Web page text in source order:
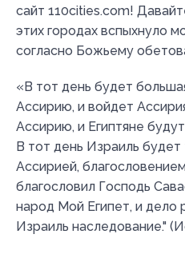
сайт 110cities.com!
этих городах вспыхнуло
согласно Божьему
«В тот день будет
Ассирию, и войдет
Ассирию, и Египтяне
В тот день Израиль будет
Ассирией,
благословил Господь
народ Мой Египет, и дело
Израиль наследование."